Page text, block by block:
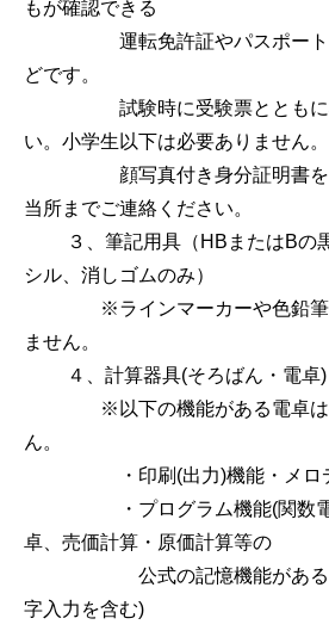
もが確認できる
運転免許証やパスポート、
どです。
試験時に受験票とともに机
い。小学生以下は必要ありません。
顔写真付き身分証明書をお
当所までご連絡ください。
３、筆記用具（HBまたはBの
シル、消しゴムのみ）
※ラインマーカーや色鉛筆、
ません。
４、計算器具(そろばん・電卓)
※以下の機能がある電卓は持
ん。
・印刷(出力)機能・メロデ
・プログラム機能(関数電
卓、売価計算・原価計算等の
公式の記憶機能がある電
字入力を含む)